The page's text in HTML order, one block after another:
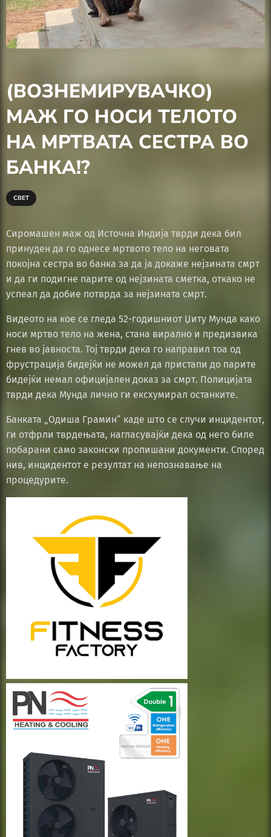
(ВОЗНЕМИРУВАЧКО)
МАЖ ГО НОСИ ТЕЛОТО
НА МРТВАТА СЕСТРА ВО
БАНКА!?
СВЕТ
Сиромашен маж од Источна Индија тврди дека бил
принуден да го однесе мртвото тело на неговата
покојна сестра во банка за да ја докаже нејзината смрт
и да ги подигне парите од нејзината сметка, откако не
успеал да добие потврда за нејзината смрт.
Видеото на кое се гледа 52-годишниот Џиту Мунда како
носи мртво тело на жена, стана вирално и предизвика
гнев во јавноста. Тој тврди дека го направил тоа од
фрустрација бидејќи не можел да пристапи до парите
бидејќи немал официјален доказ за смрт. Полицијата
тврди дека Мунда лично ги ексхумирал останките.
Банката „Одиша Грамин“ каде што се случи инцидентот,
ги отфрли тврдењата, нагласувајќи дека од него биле
побарани само законски пропишани документи. Според
нив, инцидентот е резултат на непознавање на
процедурите.